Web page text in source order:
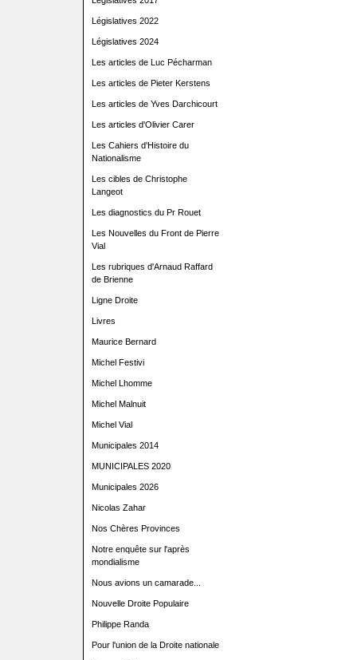
Législatives 2022
Législatives 2024
Les articles de Luc Pécharman
Les articles de Pieter Kerstens
Les articles de Yves Darchicourt
Les articles d'Olivier Carer
Les Cahiers d'Histoire du
Nationalisme
Les cibles de Christophe
Langeot
Les diagnostics du Pr Rouet
Les Nouvelles du Front de Pierre
Vial
Les rubriques d'Arnaud Raffard
de Brienne
Ligne Droite
Livres
Maurice Bernard
Michel Festivi
Michel Lhomme
Michel Malnuit
Michel Vial
Municipales 2014
MUNICIPALES 2020
Municipales 2026
Nicolas Zahar
Nos Chères Provinces
Notre enquête sur l'après
mondialisme
Nous avions un camarade...
Nouvelle Droite Populaire
Philippe Randa
Pour l'union de la Droite nationale